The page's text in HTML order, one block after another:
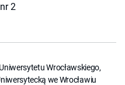
2
Wrocławskiego,
we Wrocławiu